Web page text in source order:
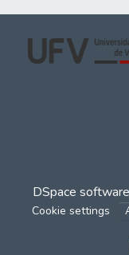
DSpace software
Cookie settings